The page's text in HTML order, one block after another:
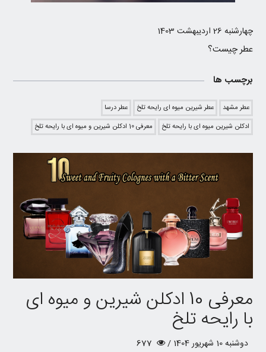
چهارشنبه 26 اردیبهشت 1403
عطر چیست؟
برچسب ها
عطر مشهد عطر شیرین میوه ای رایحه تلخ
عطر درسا
ادکلن شیرین میوه ای با رایحه تلخ
معرفی 10 ادکلن شیرین و میوه ای با رایحه تلخ
معرفی 10 ادکلن شیرین و میوه ای
با رایحه تلخ
دوشنبه 10 شهریور 1404 /